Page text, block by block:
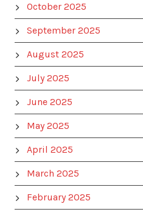
October 2025
September 2025
August 2025
July 2025
June 2025
May 2025
April 2025
March 2025
February 2025